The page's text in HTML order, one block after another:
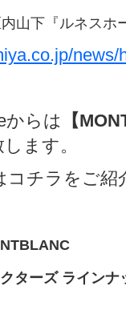
山下『ルネスホ
news/
からは
【
ます。
コチラをご紹
ターズ ラインナ